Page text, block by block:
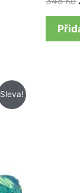
Sleva!